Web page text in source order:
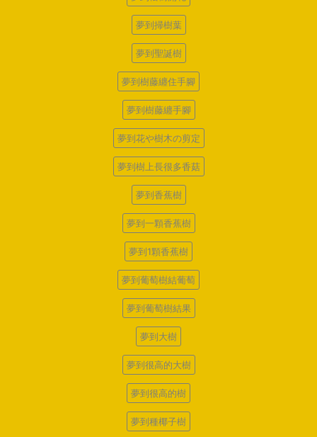
夢到掃樹葉
夢到聖誕樹
夢到樹藤纏住手腳
夢到樹藤纏手腳
夢到花や樹木の剪定
夢到樹上長很多香菇
夢到香蕉樹
夢到一顆香蕉樹
夢到1顆香蕉樹
夢到葡萄樹結葡萄
夢到葡萄樹結果
夢到大樹
夢到很高的大樹
夢到很高的樹
夢到種椰子樹